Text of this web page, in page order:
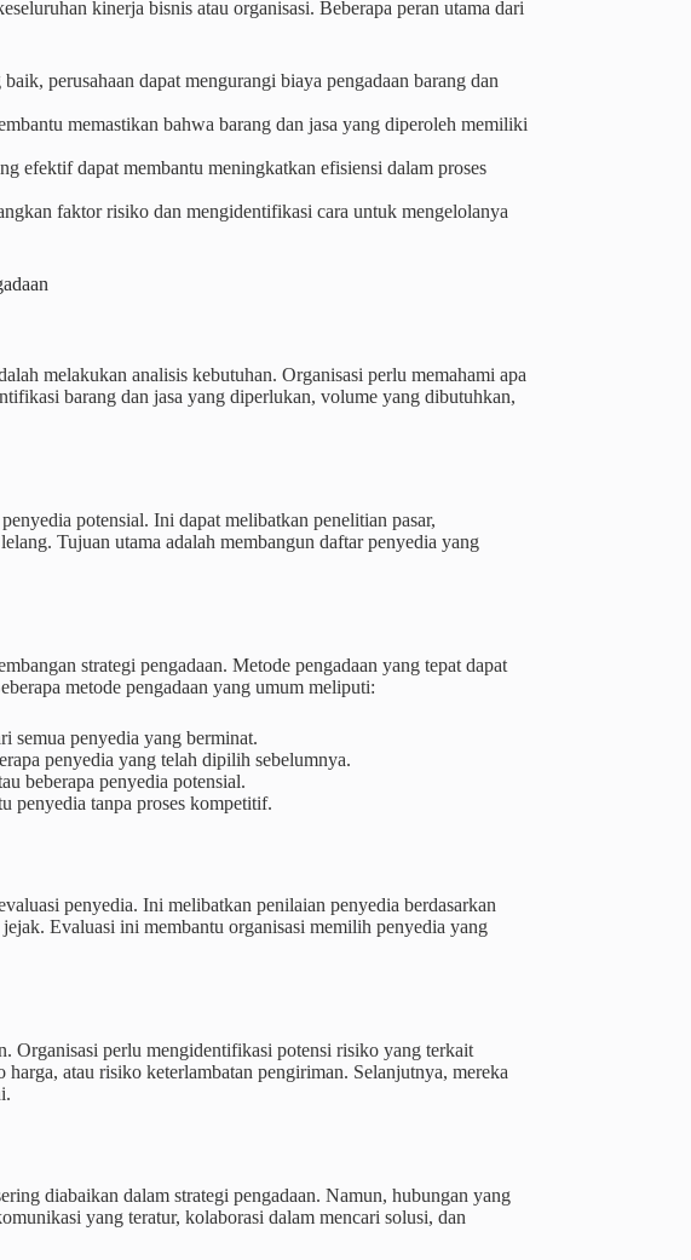
kinerja bisnis atau organisasi. Beberapa peran utama dari
perusahaan dapat mengurangi biaya pengadaan barang dan
memastikan bahwa barang dan jasa yang diperoleh memiliki
efektif dapat membantu meningkatkan efisiensi dalam proses
faktor risiko dan mengidentifikasi cara untuk mengelolanya
melakukan analisis kebutuhan. Organisasi perlu memahami apa
barang dan jasa yang diperlukan, volume yang dibutuhkan,
potensial. Ini dapat melibatkan penelitian pasar,
Tujuan utama adalah membangun daftar penyedia yang
strategi pengadaan. Metode pengadaan yang tepat dapat
metode pengadaan yang umum meliputi:
semua penyedia yang berminat.
penyedia yang telah dipilih sebelumnya.
beberapa penyedia potensial.
penyedia tanpa proses kompetitif.
penyedia. Ini melibatkan penilaian penyedia berdasarkan
Evaluasi ini membantu organisasi memilih penyedia yang
Organisasi perlu mengidentifikasi potensi risiko yang terkait
atau risiko keterlambatan pengiriman. Selanjutnya, mereka
diabaikan dalam strategi pengadaan. Namun, hubungan yang
yang teratur, kolaborasi dalam mencari solusi, dan